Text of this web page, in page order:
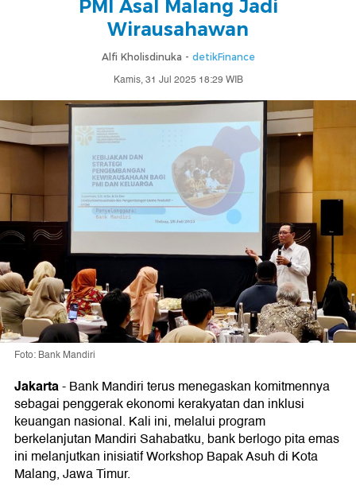
PMI Asal Malang Jadi
Wirausahawan
Alfi Kholisdinuka - detikFinance
Kamis, 31 Jul 2025 18:29 WIB
Foto: Bank Mandiri
Jakarta-Bank Mandiri terus menegaskan komitmennya
sebagai penggerak ekonomi kerakyatan dan inklusi
keuangan nasional. Kali ini, melalui program
berkelanjutan Mandiri Sahabatku, bank berlogo pita emas
ini melanjutkan inisiatif Workshop Bapak Asuh di Kota
Malang, Jawa Timur.